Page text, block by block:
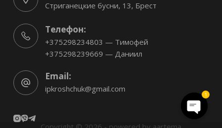
Стриганецкие бусни, 13, Брест
Телефон:
+375298234803 — Тимофей
+375298239669 — Даниил
Email:
ipkroshchuk@gmail.com
O
1